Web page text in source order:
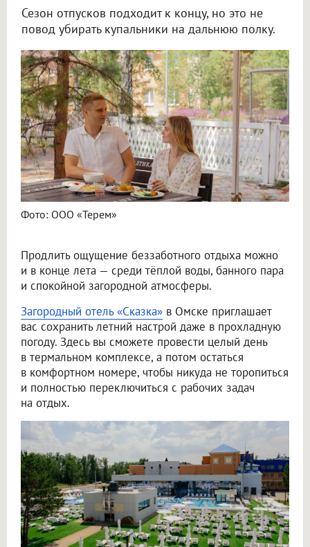
Сезон отпусков подходит к концу, но это не
повод убирать купальники на дальнюю полку.
Фото: ООО «Терем»
Продлить ощущение беззаботного отдыха можно
и в конце лета — среди тёплой воды, банного пара
и спокойной загородной атмосферы.
Загородный отель «Сказка» в Омске приглашает
вас сохранить летний настрой даже в прохладную
погоду. Здесь вы сможете провести целый день
в термальном комплексе, а потом остаться
в комфортном номере, чтобы никуда не торопиться
и полностью переключиться с рабочих задач
на отдых.